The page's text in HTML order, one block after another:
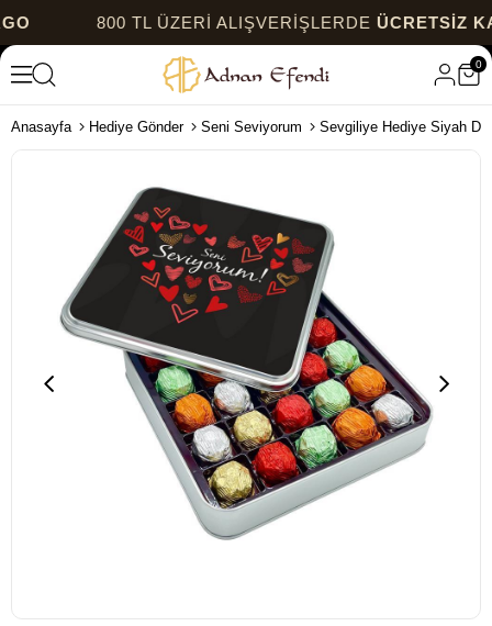
800 TL ÜZERİ ALIŞVERİŞLERDEÜCRETSİZ
0
Anasayfa Hediye Gönder Seni Seviyorum